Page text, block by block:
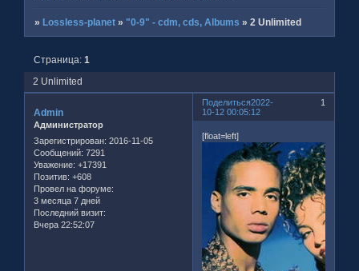
» Lossless-planet » "0-9" - cdm, cds, Albums »2 Unlimited
2 Unlimited
Страница:1
Поделиться 1
2022-
10-12 00:05:12
Admin
Администратор
Зарегистрирован: 2016-11-05
Сообщений: 7291
Уважение: +17391
Позитив: +608
Провел на форуме:
3 месяца 7 дней
Последний визит:
Вчера 22:52:07
[float=left]